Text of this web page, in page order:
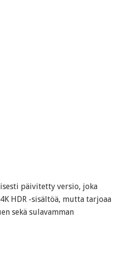
päivitetty versio, joka
HDR -sisältöä, mutta tarjoaa
sekä sulavamman